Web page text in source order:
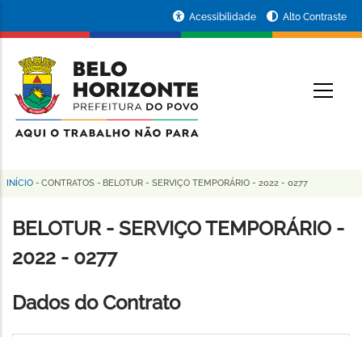
conteúdo
principal
da
Prefeitura
de
Horizonte
Acessibilidade Alto Contraste
Trilha
de
navegação
INÍCIO - CONTRATOS - BELOTUR - SERVIÇO TEMPORÁRIO - 2022 - 0277
BELOTUR - SERVIÇO TEMPORÁRIO -
2022 - 0277
Dados do Contrato